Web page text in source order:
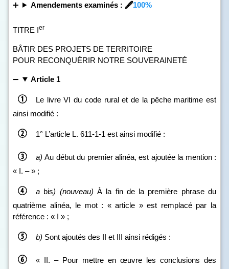
Amendements examinés : 🖋️100%
TITRE Ier
BÂTIR DES PROJETS DE TERRITOIRE
POUR RECONQUÉRIR NOTRE SOUVERAINETÉ
Article 1
Le livre VI du code rural et de la pêche maritime est
ainsi modifié :
1° L’article L. 611‑1‑1 est ainsi modifié :
a) Au début du premier alinéa, est ajoutée la mention :
« I. – » ;
a bis) (nouveau) À la fin de la première phrase du
quatrième alinéa, le mot : « article » est remplacé par la
référence : « I » ;
b) Sont ajoutés des II et III ainsi rédigés :
« II. – Pour mettre en œuvre les conclusions des